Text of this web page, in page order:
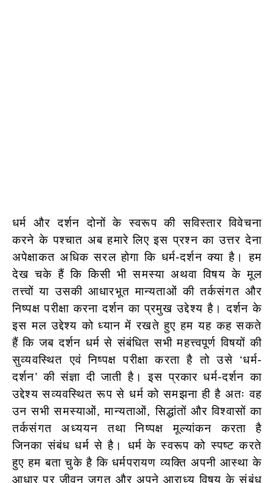
धर्म और दर्शन दोनों के स्वरूप की सविस्तार विवेचना
करने के पश्चात अब हमारे लिए इस प्रश्न का उत्तर देना
अपेक्षाकत अधिक सरल होगा कि धर्म-दर्शन क्या है। हम
देख चके हैं कि किसी भी समस्या अथवा विषय के मूल
तत्त्वों या उसकी आधारभूत मान्यताओं की तर्कसंगत और
निष्पक्ष परीक्षा करना दर्शन का प्रमुख उद्देश्य है। दर्शन के
इस मल उद्देश्य को ध्यान में रखते हुए हम यह कह सकते
हैं कि जब दर्शन धर्म से संबंधित सभी महत्त्वपूर्ण विषयों की
सुव्यवस्थित एवं निष्पक्ष परीक्षा करता है तो उसे ‘धर्म-
दर्शन’ की संज्ञा दी जाती है। इस प्रकार धर्म-दर्शन का
उद्देश्य सव्यवस्थित रूप से धर्म को समझना ही है अतः वह
उन सभी समस्याओं, मान्यताओं, सिद्धांतों और विश्वासों का
तर्कसंगत अध्ययन तथा निष्पक्ष मूल्यांकन करता है
जिनका संबंध धर्म से है। धर्म के स्वरूप को स्पष्ट करते
हुएहम बता चुके है कि धर्मपरायण व्यक्ति अपनी आस्था के
आधार पर जीवन जगत और अपने आराध्य विषय के संबंध